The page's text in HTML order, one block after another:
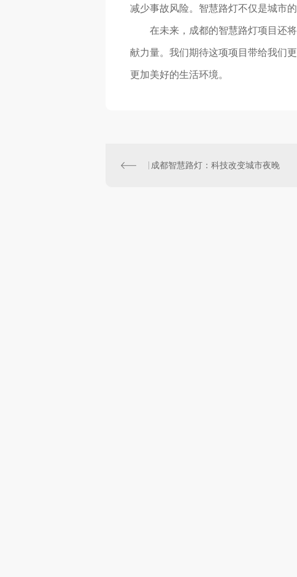
减少事故风险。智慧路灯不仅是城市
在未来，成都的智慧路灯项目还
献力量。我们期待这项项目带给我们
更加美好的生活环境。
成都智慧路灯：科技改变城市夜晚